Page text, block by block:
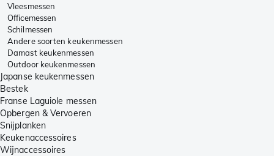
Vleesmessen
Officemessen
Schilmessen
Andere soorten keukenmessen
Damast keukenmessen
Outdoor keukenmessen
Japanse keukenmessen
Bestek
Franse Laguiole messen
Opbergen & Vervoeren
Snijplanken
Keukenaccessoires
Wijnaccessoires